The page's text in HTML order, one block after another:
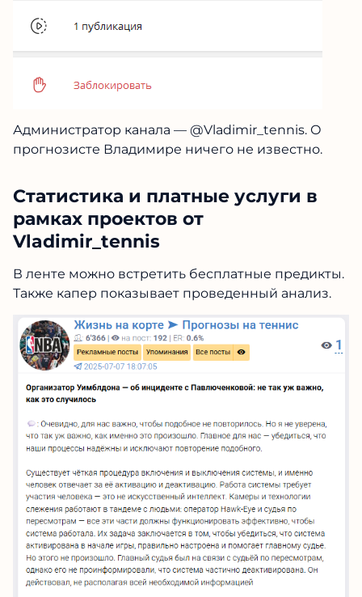
Администратор канала — @Vladimir_tennis. О
прогнозисте Владимире ничего не известно.
Статистика и платные услуги в
рамках проектов от
Vladimir_tennis
В ленте можно встретить бесплатные предикты.
Также капер показывает проведенный анализ.